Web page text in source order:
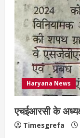
Haryana News
एचईआरसी के
Timesgrefa